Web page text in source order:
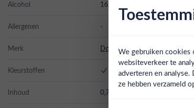
Alcohol 16.00%
Allergenen -
Merk Dolin Vermouth
Kleurstoffen
Inhoud 0,75L
We gebruiken cookies
websiteverkeer te
adverteren en
ze hebben verzameld